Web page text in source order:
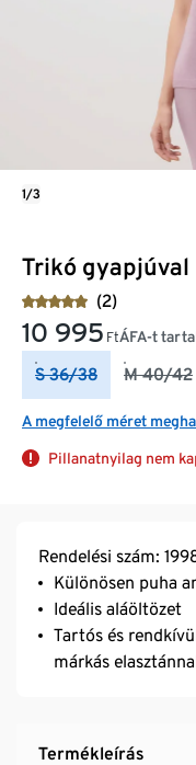
Trikó gyapjúval
(2)
10 995 FtÁFA-t
S 36/38 M 40/42
A megfelelő méret
Pillanatnyilag nem
1/3
Rendelési szám:
Különösen puha
Ideális aláöltözet
Tartós és
márkás
Termékleírás